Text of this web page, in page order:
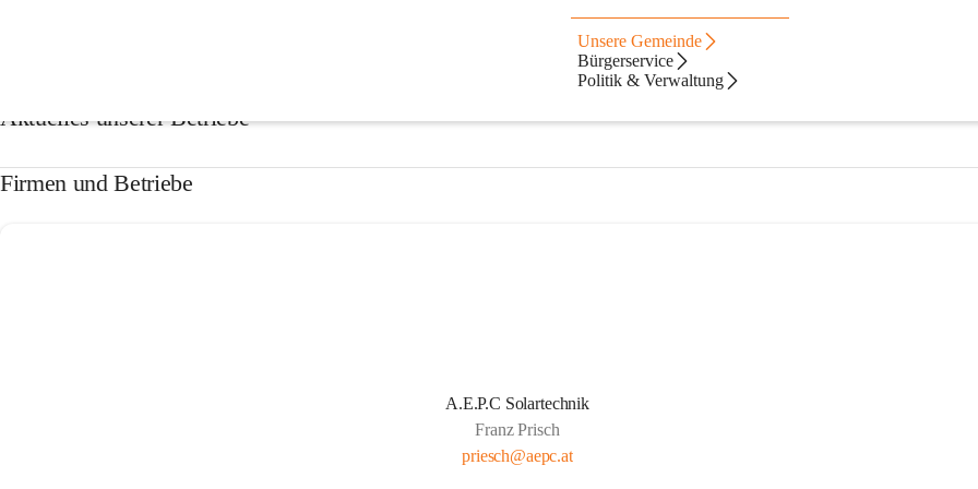
Unsere Gemeinde
Bürgerservice
Politik & Verwaltung
Aktuelles unserer Betriebe
Firmen und Betriebe
A.E.P.C Solartechnik
Franz Prisch
priesch@aepc.at